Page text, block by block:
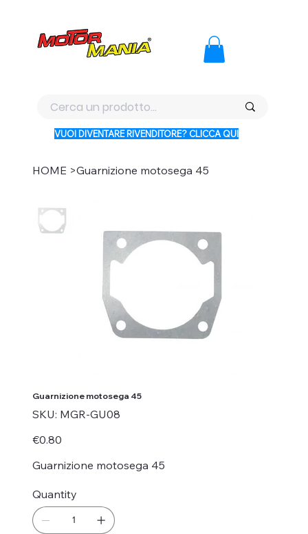
VUOI DIVENTARE RIVENDITORE? CLICCA QUI
HOME >Guarnizione motosega 45
Guarnizione motosega 45
SKU: SKU
MGR-
MGR-GU08
Price
€0.80
Guarnizione motosega 45
Quantity